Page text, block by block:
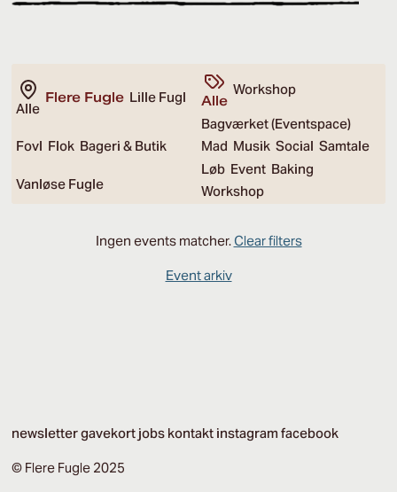
Alle
Flere Fugle Lille Fugl
Fovl Flok Bageri & Butik
Vanløse Fugle
Alle
Workshop
Bagværket (Eventspace)
Mad Musik Social Samtale
Løb Event Baking
Workshop
Ingen events matcher.Clear filters
Event arkiv
newslettergavekort jobs kontakt instagram facebook
© Flere Fugle 2025